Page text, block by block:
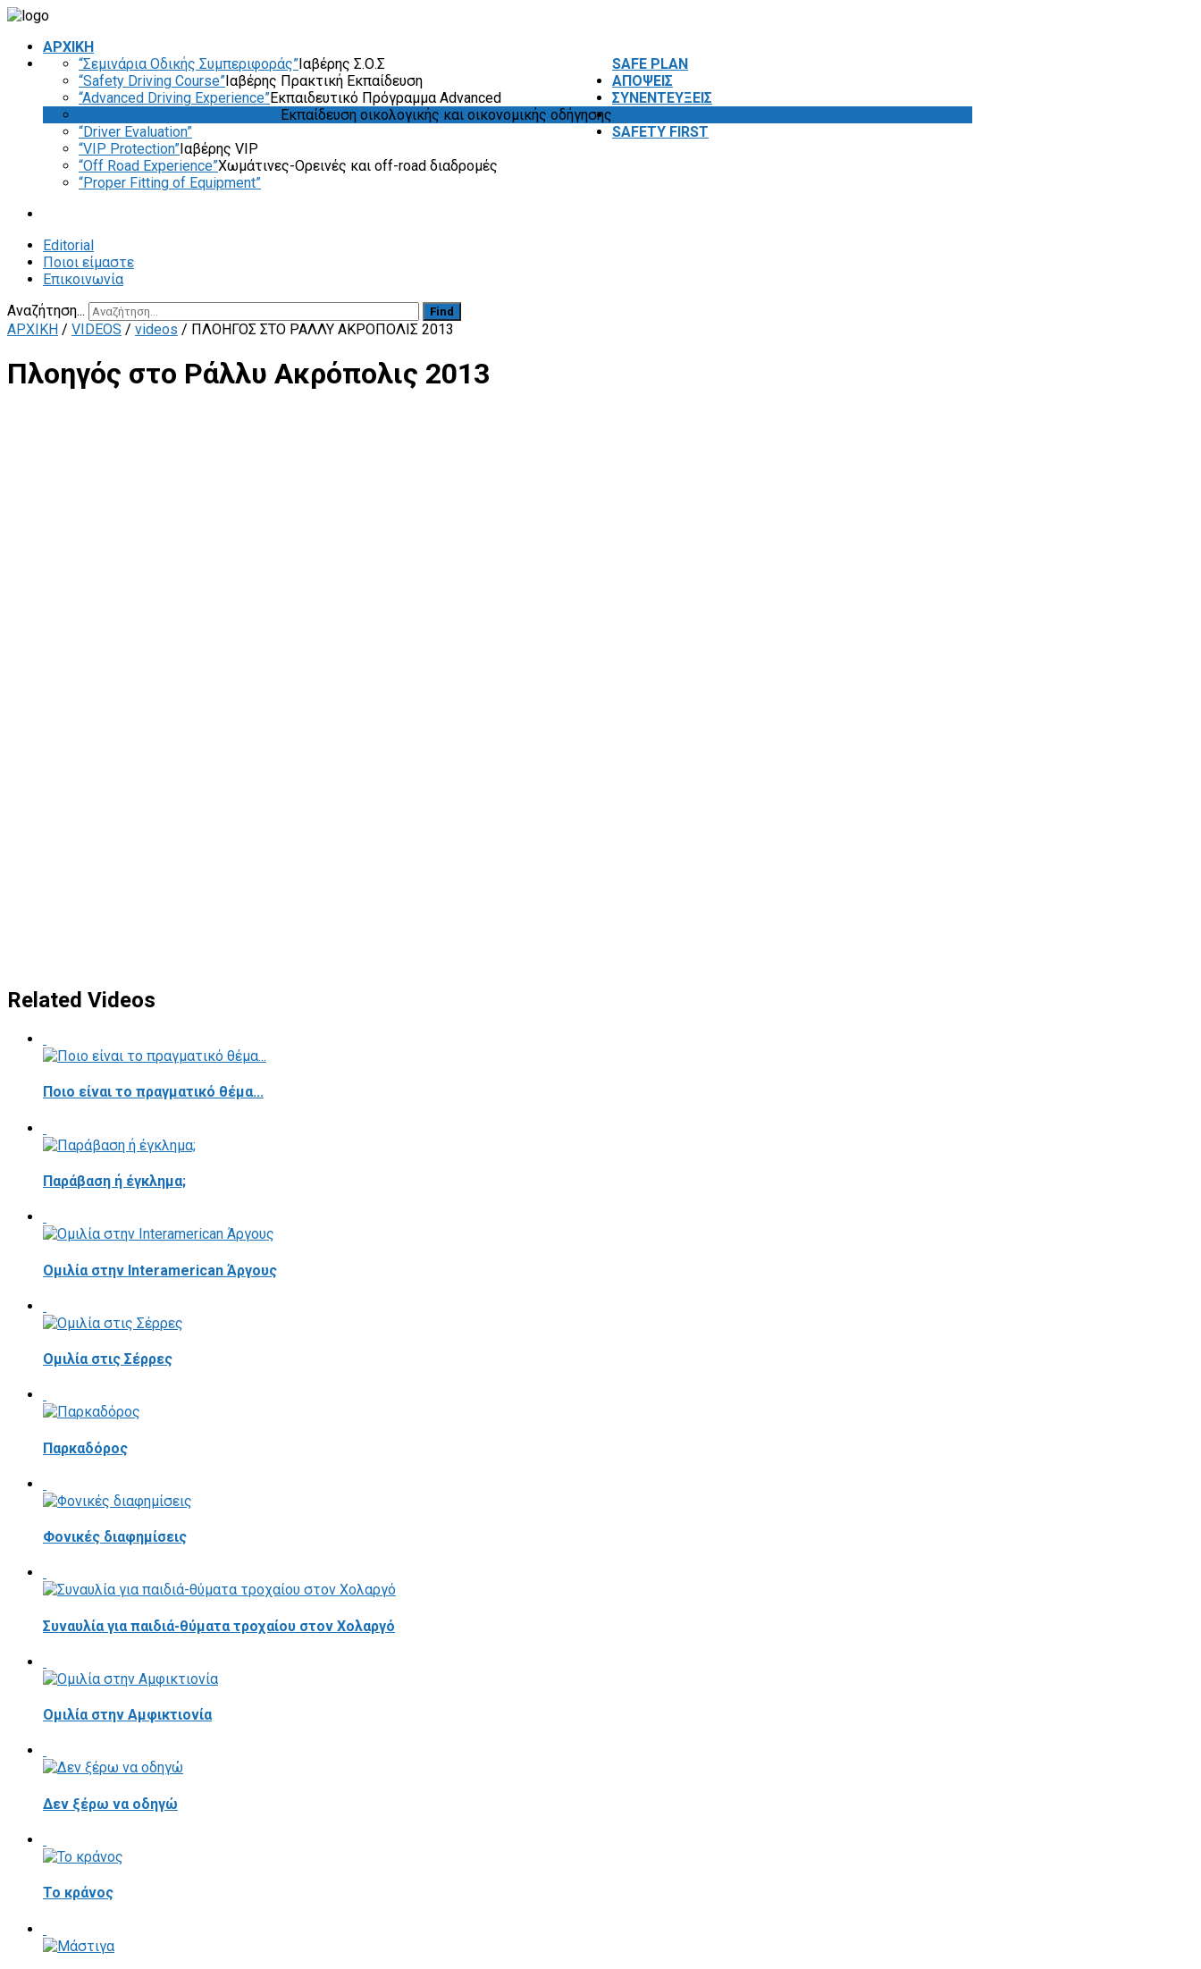
ΑΡΧΙΚΗ
SAFE PLAN
“Σεμινάρια Οδικής Συμπεριφοράς”Ιαβέρης Σ.Ο.Σ
“Safety Driving Course”Ιαβέρης Πρακτική Εκπαίδευση
“Advanced Driving Experience”Εκπαιδευτικό Πρόγραμμα Advanced
Εκπαίδευση οικολογικής και οικονομικής οδήγησης
“Driver Evaluation”
“VIP Protection”Ιαβέρης VIP
“Off Road Experience”Χωμάτινες-Ορεινές και off-road διαδρομές
“Proper Fitting of Equipment”
ΑΠΟΨΕΙΣ
ΣΥΝΕΝΤΕΥΞΕΙΣ
SAFETY FIRST
Editorial
Ποιοι είμαστε
Επικοινωνία
Αναζήτηση...
Find
ΑΡΧΙΚΗ / VIDEOS / videos / ΠΛΟΗΓΌΣ ΣΤΟ ΡΆΛΛΥ ΑΚΡΌΠΟΛΙΣ 2013
Πλοηγός στο Ράλλυ Ακρόπολις 2013
Related Videos
Ποιο είναι το πραγματικό θέμα...
Παράβαση ή έγκλημα;
Ομιλία στην Interamerican Άργους
Ομιλία στις Σέρρες
Παρκαδόρος
Φονικές διαφημίσεις
Συναυλία για παιδιά-θύματα τροχαίου στον Χολαργό
Ομιλία στην Αμφικτιονία
Δεν ξέρω να οδηγώ
Το κράνος